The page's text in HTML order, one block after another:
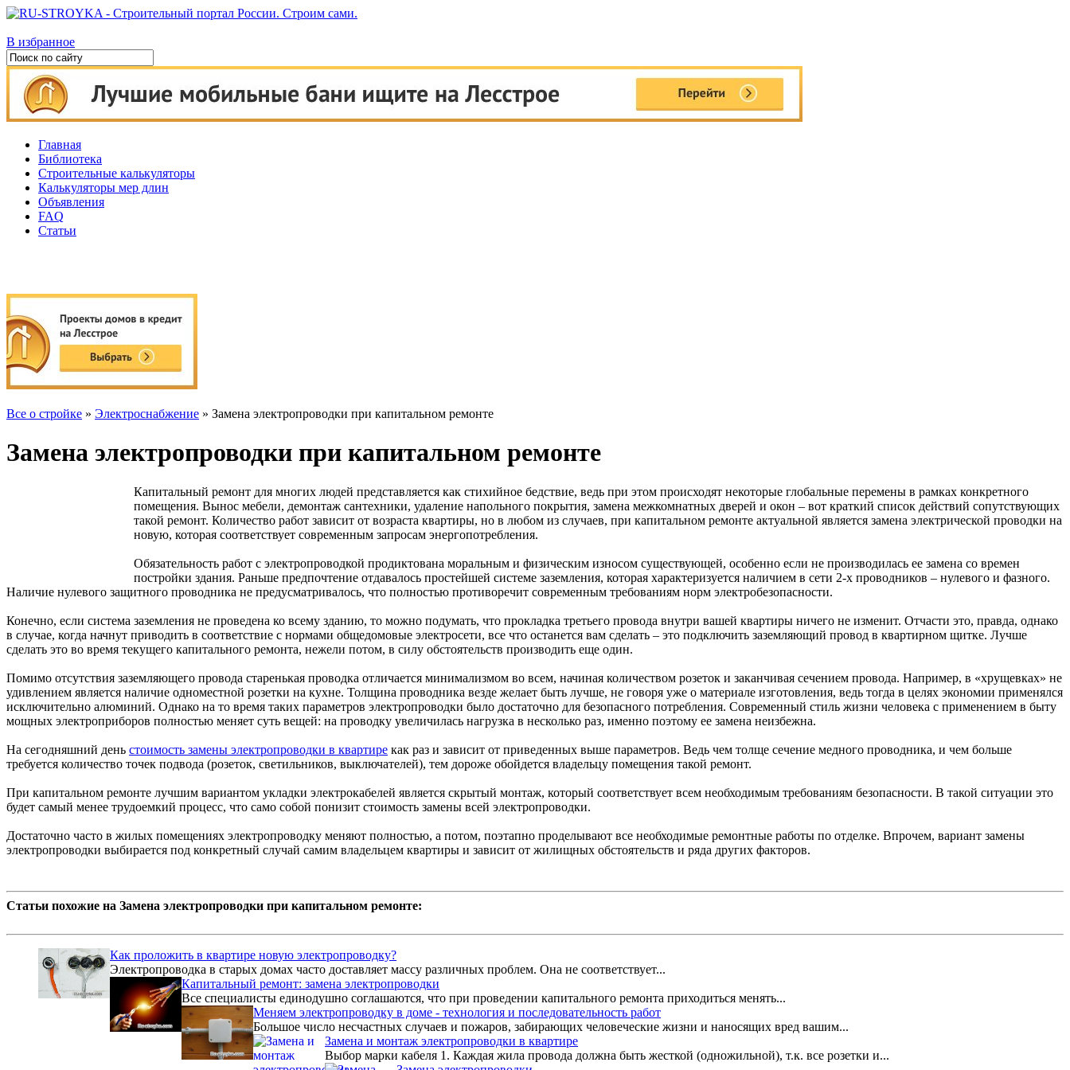
В избранное
Главная
Библиотека
Строительные калькуляторы
Калькуляторы мер длин
Объявления
FAQ
Статьи
Все о стройке » Электроснабжение » Замена электропроводки при капитальном ремонте
Замена электропроводки при капитальном ремонте
Капитальный ремонт для многих людей представляется как стихийное бедствие, ведь при этом происходят некоторые глобальные перемены в рамках конкретного
помещения. Вынос мебели, демонтаж сантехники, удаление напольного покрытия, замена межкомнатных дверей и окон – вот краткий список действий сопутствующих
такой ремонт. Количество работ зависит от возраста квартиры, но в любом из случаев, при капитальном ремонте актуальной является замена электрической проводки на
новую, которая соответствует современным запросам энергопотребления.
Обязательность работ с электропроводкой продиктована моральным и физическим износом существующей, особенно если не производилась ее замена со времен
постройки здания. Раньше предпочтение отдавалось простейшей системе заземления, которая характеризуется наличием в сети 2-х проводников – нулевого и фазного.
Наличие нулевого защитного проводника не предусматривалось, что полностью противоречит современным требованиям норм электробезопасности.
Конечно, если система заземления не проведена ко всему зданию, то можно подумать, что прокладка третьего провода внутри вашей квартиры ничего не изменит. Отчасти это, правда, однако
в случае, когда начнут приводить в соответствие с нормами общедомовые электросети, все что останется вам сделать – это подключить заземляющий провод в квартирном щитке. Лучше
сделать это во время текущего капитального ремонта, нежели потом, в силу обстоятельств производить еще один.
Помимо отсутствия заземляющего провода старенькая проводка отличается минимализмом во всем, начиная количеством розеток и заканчивая сечением провода. Например, в «хрущевках» не
удивлением является наличие одноместной розетки на кухне. Толщина проводника везде желает быть лучше, не говоря уже о материале изготовления, ведь тогда в целях экономии применялся
исключительно алюминий. Однако на то время таких параметров электропроводки было достаточно для безопасного потребления. Современный стиль жизни человека с применением в быту
мощных электроприборов полностью меняет суть вещей: на проводку увеличилась нагрузка в несколько раз, именно поэтому ее замена неизбежна.
На сегодняшний день стоимость замены электропроводки в квартире как раз и зависит от приведенных выше параметров. Ведь чем толще сечение медного проводника, и чем больше
требуется количество точек подвода (розеток, светильников, выключателей), тем дороже обойдется владельцу помещения такой ремонт.
При капитальном ремонте лучшим вариантом укладки электрокабелей является скрытый монтаж, который соответствует всем необходимым требованиям безопасности. В такой ситуации это
будет самый менее трудоемкий процесс, что само собой понизит стоимость замены всей электропроводки.
Достаточно часто в жилых помещениях электропроводку меняют полностью, а потом, поэтапно проделывают все необходимые ремонтные работы по отделке. Впрочем, вариант замены
электропроводки выбирается под конкретный случай самим владельцем квартиры и зависит от жилищных обстоятельств и ряда других факторов.
Статьи похожие на Замена электропроводки при капитальном ремонте:
Как проложить в квартире новую электропроводку?
Электропроводка в старых домах часто доставляет массу различных проблем. Она не соответствует...
Капитальный ремонт: замена электропроводки
Все специалисты единодушно соглашаются, что при проведении капитального ремонта приходиться менять...
Меняем электропроводку в доме - технология и последовательность работ
Большое число несчастных случаев и пожаров, забирающих человеческие жизни и наносящих вред вашим...
Замена и монтаж электропроводки в квартире
Выбор марки кабеля 1. Каждая жила провода должна быть жесткой (одножильной), т.к. все розетки и...